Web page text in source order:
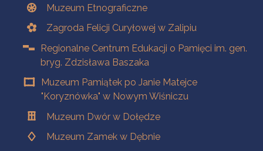
Muzeum Etnograficzne
Zagroda Felicji Curyłowej w Zalipiu
Regionalne Centrum Edukacji o Pamięci im. gen.
bryg. Zdzisława Baszaka
Muzeum Pamiątek po Janie Matejce
"Koryznówka" w Nowym Wiśniczu
Muzeum Dwór w Dołędze
Muzeum Zamek w Dębnie